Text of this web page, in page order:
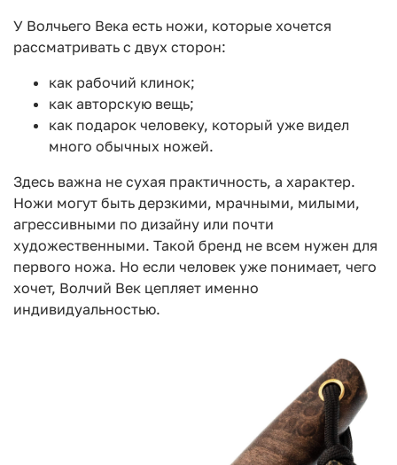
У Волчьего Века есть ножи, которые хочется
рассматривать с двух сторон:
как рабочий клинок;
как авторскую вещь;
как подарок человеку, который уже видел
много обычных ножей.
Здесь важна не сухая практичность, а характер.
Ножи могут быть дерзкими, мрачными, милыми,
агрессивными по дизайну или почти
художественными. Такой бренд не всем нужен для
первого ножа. Но если человек уже понимает, чего
хочет, Волчий Век цепляет именно
индивидуальностью.